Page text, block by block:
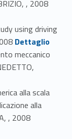
, 2008
using driving
Link identifier #identifier_person_108806-59Dettaglio
meccanico
alla scala
alla
, 2008Link identifier #identifier_person_845-61